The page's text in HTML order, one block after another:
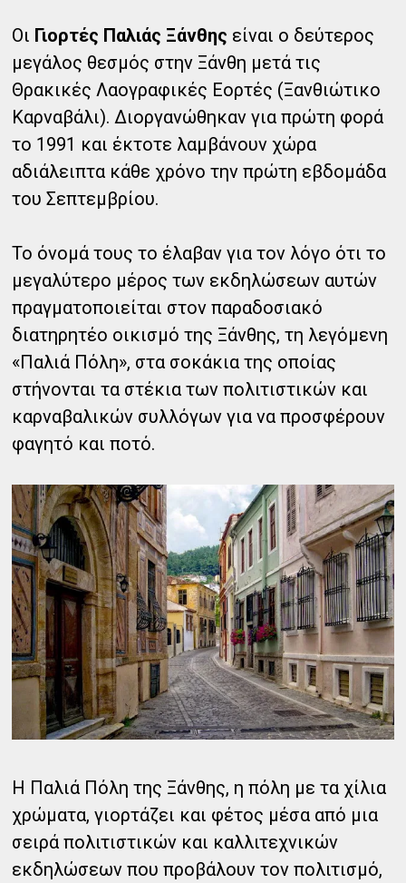
Οι Γιορτές Παλιάς Ξάνθης είναι ο δεύτερος
μεγάλος θεσμός στην Ξάνθη μετά τις
Θρακικές Λαογραφικές Εορτές (Ξανθιώτικο
Καρναβάλι). Διοργανώθηκαν για πρώτη φορά
το 1991 και έκτοτε λαμβάνουν χώρα
αδιάλειπτα κάθε χρόνο την πρώτη εβδομάδα
του Σεπτεμβρίου.
Το όνομά τους το έλαβαν για τον λόγο ότι το
μεγαλύτερο μέρος των εκδηλώσεων αυτών
πραγματοποιείται στον παραδοσιακό
διατηρητέο οικισμό της Ξάνθης, τη λεγόμενη
«Παλιά Πόλη», στα σοκάκια της οποίας
στήνονται τα στέκια των πολιτιστικών και
καρναβαλικών συλλόγων για να προσφέρουν
φαγητό και ποτό.
Η Παλιά Πόλη της Ξάνθης, η πόλη με τα χίλια
χρώματα, γιορτάζει και φέτος μέσα από μια
σειρά πολιτιστικών και καλλιτεχνικών
εκδηλώσεων που προβάλουν τον πολιτισμό,